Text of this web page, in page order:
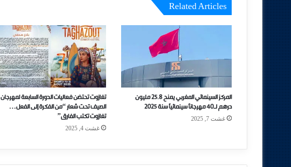
Related Articles
المركز السينمائي المغربي يمنح 25.8 مليون
درهم لـ40 مهرجاناً سينمائياً سنة 2025
غشت 7, 2025
تغازوت تحتضن فعاليات الدورة السابعة لمهرجان
الصيف تحت شعار “من الفكرة إلى الفعل…
تغازوت تكتب الفارق”
غشت 4, 2025